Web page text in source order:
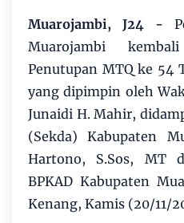
Muarojambi, J24 -
Muarojambi
Penutupan MTQ ke 54
yang dipimpin oleh
Junaidi H. Mahir,
(Sekda) Kabupaten
Hartono, S.Sos, MT
BPKAD Kabupaten
Kenang, Kamis (20/11/